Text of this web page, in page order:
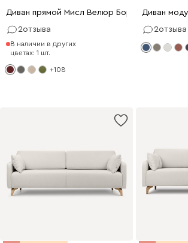
Диван прямой Мисл Велюр Бордовый
2отзыва
В наличии в других
цветах: 1 шт.
+108
Диван
2отзыва